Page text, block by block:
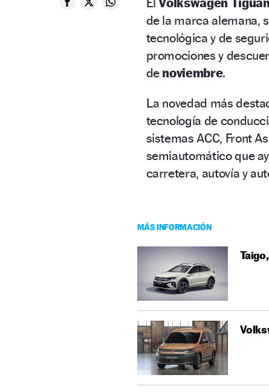
de la marca alemana,
tecnológica y de
promociones y
de noviembre.
La novedad más
tecnología de
sistemas ACC, Front
semiautomático que
carretera, autovía y
MÁS INFORMACIÓN